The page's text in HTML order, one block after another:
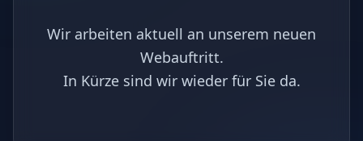
Wir arbeiten aktuell an unserem neuen
Webauftritt.
In Kürze sind wir wieder für Sie da.